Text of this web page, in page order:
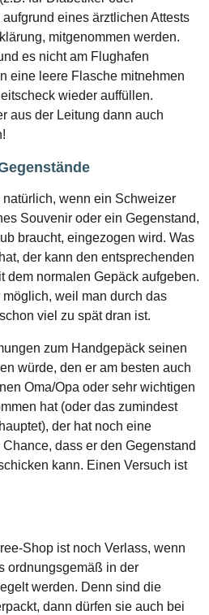
eines ärztlichen Attests
mitgenommen werden.
es nicht am Flughafen
eine leere Flasche mitnehmen
wieder auffüllen.
aus der Leitung dann auch
wenn ein Schweizer
Souvenir oder ein Gegenstand,
braucht, eingezogen wird. Was
der kann den entsprechenden
dem normalen Gepäck aufgeben.
weil man durch das
viel zu spät dran ist.
zum Handgepäck seinen
würde, den er am besten auch
Oma/Opa oder sehr wichtigen
hat (oder das zumindest
der hat noch eine
dass er den Gegenstand
kann. Einen Versuch ist
Shop ist noch Verlass, wenn
ordnungsgemäß in der
werden. Denn sind die
dann dürfen sie auch bei